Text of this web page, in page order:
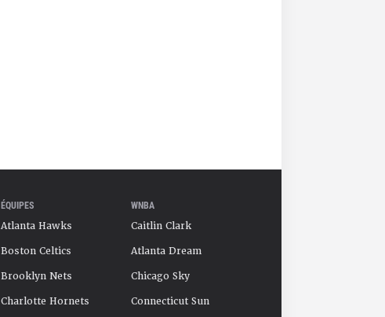
ÉQUIPES
Atlanta Hawks
Boston Celtics
Brooklyn Nets
Charlotte Hornets
WNBA
Caitlin Clark
Atlanta Dream
Chicago Sky
Connecticut Sun